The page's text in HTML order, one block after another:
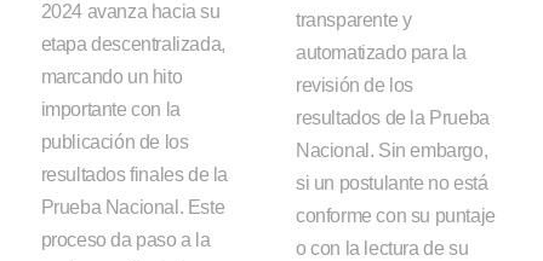
2024 avanza hacia su
etapa descentralizada,
marcando un hito
importante con la
publicación de los
resultados finales de la
Prueba Nacional. Este
proceso da paso a la
transparente y
automatizado para la
revisión de los
resultados de la Prueba
Nacional. Sin embargo,
si un postulante no está
conforme con su puntaje
o con la lectura de su